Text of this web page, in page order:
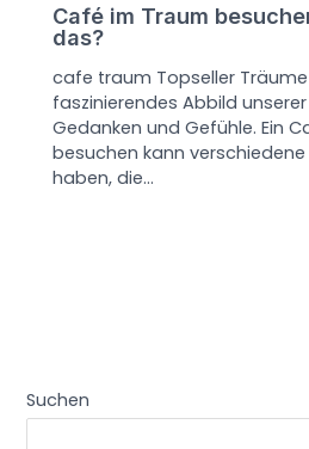
Café im Traum
das?
cafe traum Topseller
faszinierendes Abbild
Gedanken und Gefühle. Ein
besuchen kann
haben, die…
Suchen